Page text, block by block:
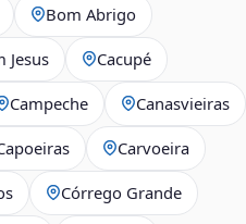
Bom Abrigo
Jesus Cacupé
Campeche Canasvieiras
Carvoeira
Córrego Grande